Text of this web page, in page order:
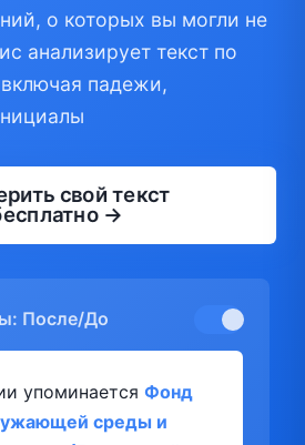
о которых вы могли не
анализирует текст по
падежи,
свой текст
→
После/До
упоминается Фонд
среды и